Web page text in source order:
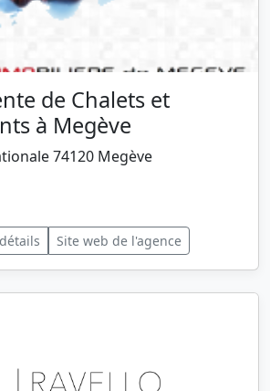
de Chalets et
à Megève
74120 Megève
Site web de l'agence